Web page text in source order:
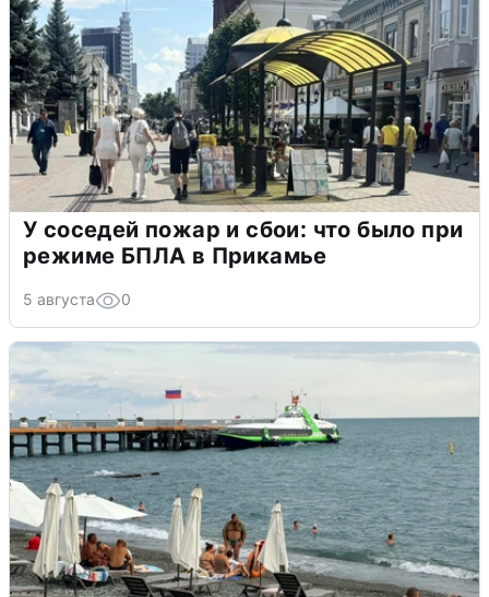
У соседей пожар и сбои: что было при
режиме БПЛА в Прикамье
5 августа 0